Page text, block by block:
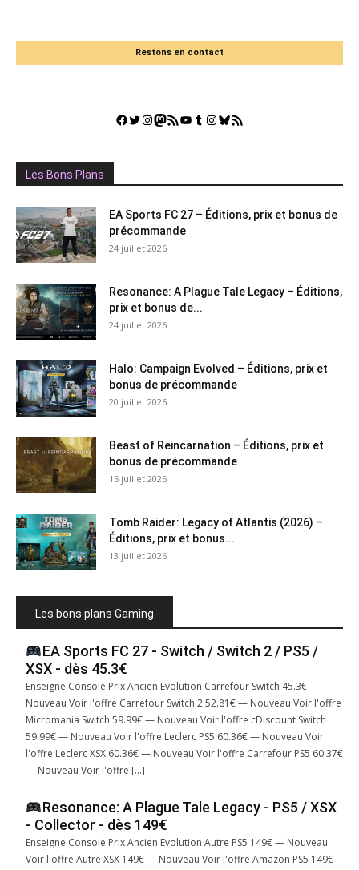
Restons en contact
Facebook
Twitter
Instagram
Mastodon
Flux RSSYouTube
Tumblr
Instagram
Bluesky
GestGame
Les Bons Plans
EA Sports FC 27 – Éditions, prix et bonus de
précommande
24 juillet 2026
Resonance: A Plague Tale Legacy – Éditions,
prix et bonus de...
24 juillet 2026
Halo: Campaign Evolved – Éditions, prix et
bonus de précommande
20 juillet 2026
Beast of Reincarnation – Éditions, prix et
bonus de précommande
16 juillet 2026
Tomb Raider: Legacy of Atlantis (2026) –
Éditions, prix et bonus...
13 juillet 2026
Les bons plans Gaming
EA Sports FC 27 - Switch / Switch 2 / PS5 /
XSX - dès 45.3€
Enseigne Console Prix Ancien Evolution Carrefour Switch 45.3€ —
Nouveau Voir l'offre Carrefour Switch 2 52.81€ — Nouveau Voir l'offre
Micromania Switch 59.99€ — Nouveau Voir l'offre cDiscount Switch
59.99€ — Nouveau Voir l'offre Leclerc PS5 60.36€ — Nouveau Voir
l'offre Leclerc XSX 60.36€ — Nouveau Voir l'offre Carrefour PS5 60.37€
— Nouveau Voir l'offre […]
Resonance: A Plague Tale Legacy - PS5 / XSX
- Collector - dès 149€
Enseigne Console Prix Ancien Evolution Autre PS5 149€ — Nouveau
Voir l'offre Autre XSX 149€ — Nouveau Voir l'offre Amazon PS5 149€